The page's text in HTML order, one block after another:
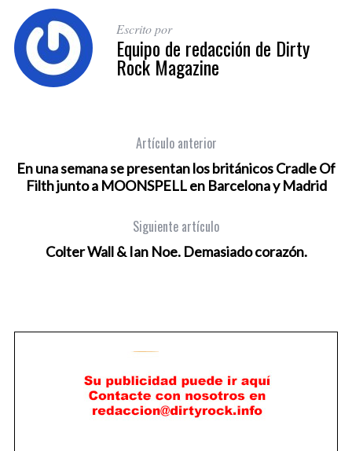
Escrito por
Equipo de redacción de Dirty
Rock Magazine
Artículo anterior
En una semana se presentan los británicos Cradle Of
Filth junto a MOONSPELL en Barcelona y Madrid
Siguiente artículo
Colter Wall & Ian Noe. Demasiado corazón.